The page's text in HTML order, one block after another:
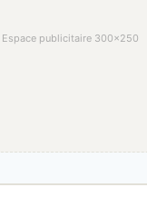
Espace publicitaire 300×250